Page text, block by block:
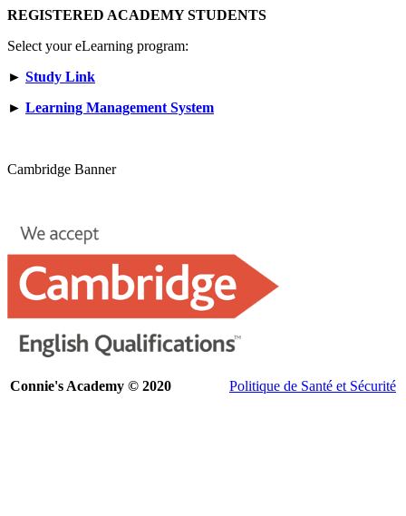
REGISTERED ACADEMY STUDENTS
Select your eLearning program:
► Study Link
► Learning Management System
Cambridge Banner
Connie's Academy © 2020 Politique de Santé et Sécurité